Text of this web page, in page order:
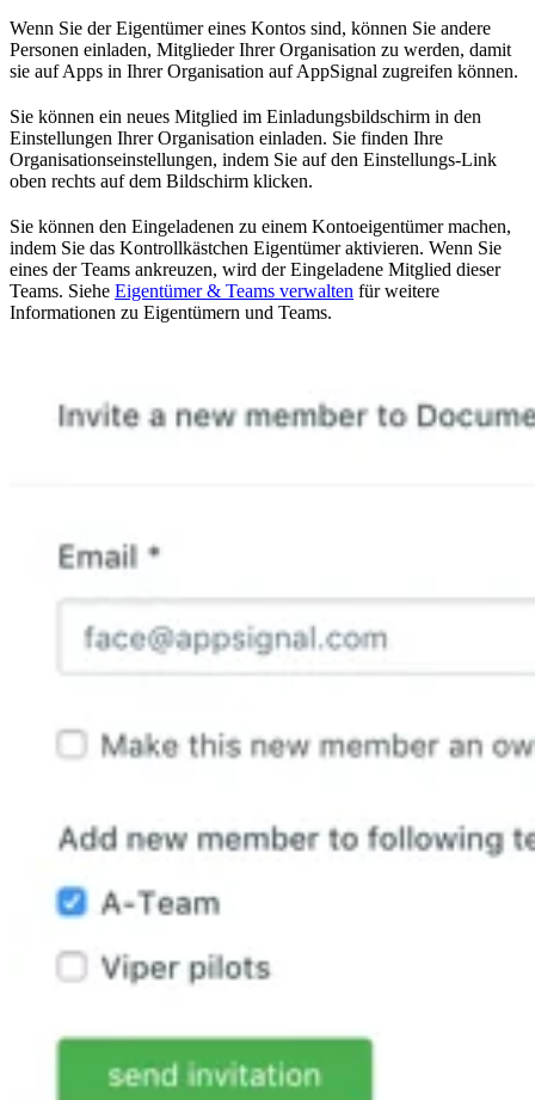
Wenn Sie der Eigentümer eines Kontos sind, können Sie andere
Personen einladen, Mitglieder Ihrer Organisation zu werden, damit
sie auf Apps in Ihrer Organisation auf AppSignal zugreifen können.
Sie können ein neues Mitglied im Einladungsbildschirm in den
Einstellungen Ihrer Organisation einladen. Sie finden Ihre
Organisationseinstellungen, indem Sie auf den Einstellungs-Link
oben rechts auf dem Bildschirm klicken.
Sie können den Eingeladenen zu einem Kontoeigentümer machen,
indem Sie das Kontrollkästchen Eigentümer aktivieren. Wenn Sie
eines der Teams ankreuzen, wird der Eingeladene Mitglied dieser
Teams. Siehe Eigentümer & Teams verwalten für weitere
Informationen zu Eigentümern und Teams.